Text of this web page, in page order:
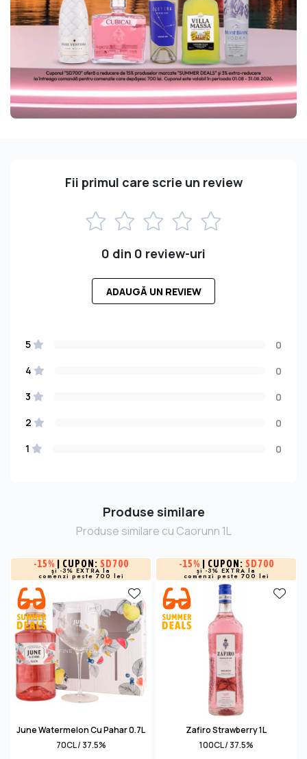
Fii primul care scrie un review
0 din 0 review-uri
ADAUGĂ UN REVIEW
5
0
4
0
3
0
2
0
1
0
Produse similare
Produse similare cu Caorunn 1L
-15% | CUPON: SD700
și -3% EXTRA la
comenzi peste 700 lei
June Watermelon Cu Pahar 0.7L
70CL / 37.5%
-15% | CUPON: SD700
și -3% EXTRA la
comenzi peste 700 lei
Zafiro Strawberry 1L
100CL / 37.5%